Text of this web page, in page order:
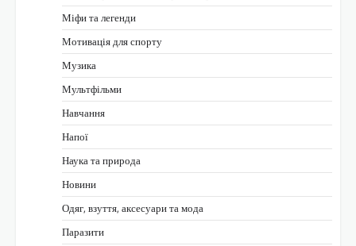
Міфи та легенди
Мотивація для спорту
Музика
Мультфільми
Навчання
Напої
Наука та природа
Новини
Одяг, взуття, аксесуари та мода
Паразити